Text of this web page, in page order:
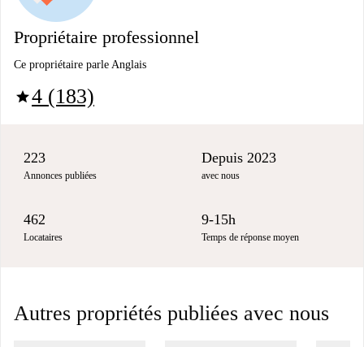
Propriétaire professionnel
Ce propriétaire parle Anglais
star4 (183)
223
Annonces publiées
Depuis 2023
avec nous
462
Locataires
9-15h
Temps de réponse moyen
Autres propriétés publiées avec nous